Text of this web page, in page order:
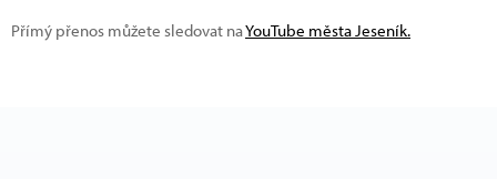
Přímý přenos můžete sledovat naYouTube města Jeseník.